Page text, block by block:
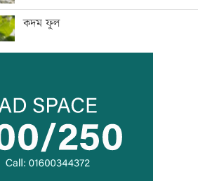
কদম ফুল
হাম উপসর্গে ৩ শিশুর মৃত্যু